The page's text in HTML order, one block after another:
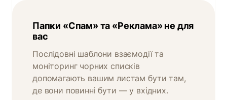
Папки «Спам» та «Реклама» не для
вас
Послідовні шаблони взаємодії та
моніторинг чорних списків
допомагають вашим листам бути там,
де вони повинні бути — у вхідних.